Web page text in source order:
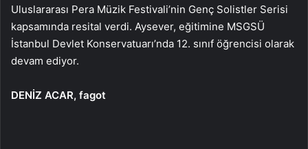
Uluslararası Pera Müzik Festivali’nin Genç Solistler Serisi
kapsamında resital verdi. Aysever, eğitimine MSGSÜ
İstanbul Devlet Konservatuarı’nda 12. sınıf öğrencisi olarak
devam ediyor.
DENİZ ACAR, fagot